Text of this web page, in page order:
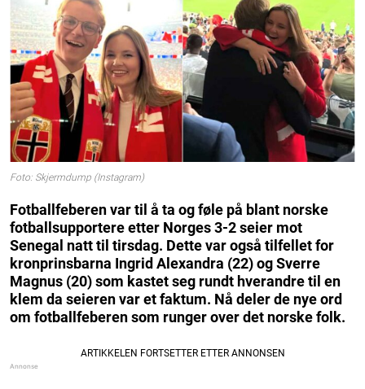
Foto: Skjermdump (Instagram)
Fotballfeberen var til å ta og føle på blant norske
fotballsupportere etter Norges 3-2 seier mot
Senegal natt til tirsdag. Dette var også tilfellet for
kronprinsbarna Ingrid Alexandra (22) og Sverre
Magnus (20) som kastet seg rundt hverandre til en
klem da seieren var et faktum. Nå deler de nye ord
om fotballfeberen som runger over det norske folk.